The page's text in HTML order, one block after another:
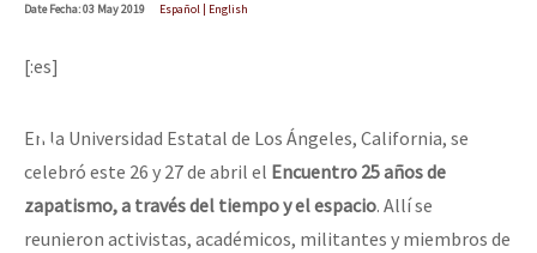
DateFecha: 03 May 2019
Español | English
[:es]
En la Universidad Estatal de Los Ángeles, California, se
celebró este 26 y 27 de abril el Encuentro 25 años de
zapatismo, a través del tiempo y el espacio. Allí se
reunieron activistas, académicos, militantes y miembros de